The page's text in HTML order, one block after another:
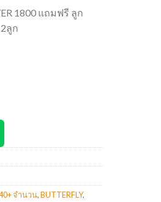
1800 แถมฟรี ลูก
ลูก
จำนวน,BUTTERFLY,